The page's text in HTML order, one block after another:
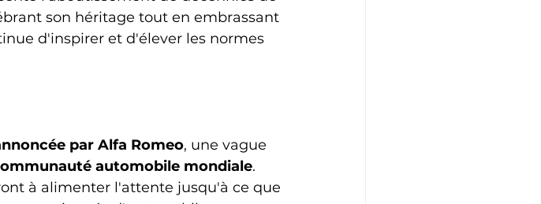
son héritage tout en embrassant
d'inspirer et d'élever les normes
par Alfa Romeo, une vague
automobile mondiale.
à alimenter l'attente jusqu'à ce que